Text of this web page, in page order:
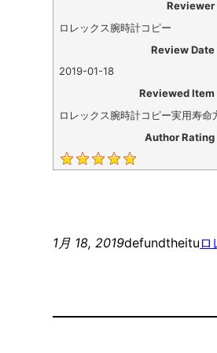
Reviewer
ロレックス腕時計コピー
Review Date
2019-01-18
Reviewed Item
ロレックス腕時計コピー実用寿命
Author Rating
1月 18, 2019defundtheitu